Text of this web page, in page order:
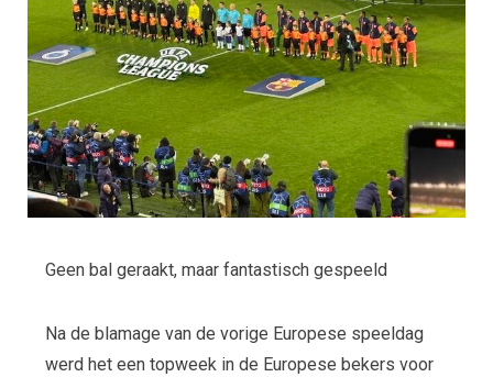
Geen bal geraakt, maar fantastisch gespeeld
Na de blamage van de vorige Europese speeldag
werd het een topweek in de Europese bekers voor